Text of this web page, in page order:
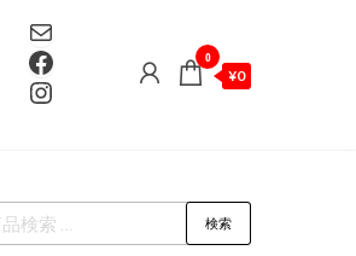
Mail
Facebook
Instagram
0
¥0
検索